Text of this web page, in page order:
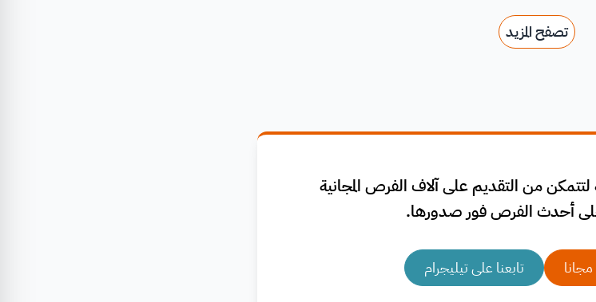
تصفح المزيد
من التقديم على آلاف الفرص المجانية
أحدث الفرص فور صدورها.
تابعنا على تيليجرام